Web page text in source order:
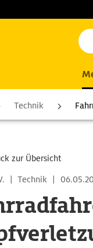
Technik
zur Übersicht
| Technik |